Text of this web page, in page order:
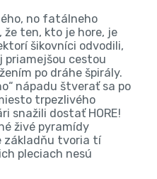
no fatálneho
že ten, kto je hore, je
šikovníci odvodili,
priamejšou cestou
po dráhe špirály.
nápadu štverať sa po
trpezlivého
snažili dostať HORE!
živé pyramídy
základňu tvoria tí
pleciach nesú